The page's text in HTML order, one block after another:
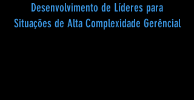
Desenvolvimento de Líderes para
Situações de Alta Complexidade Gerêncial